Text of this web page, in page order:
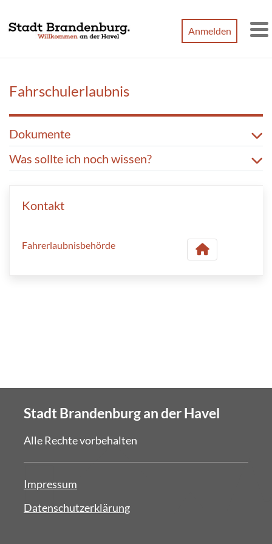
Anmelden
Fahrschulerlaubnis
Dokumente
Was sollte ich noch wissen?
Kontakt
Fahrerlaubnisbehörde
Stadt Brandenburg an der Havel
Alle Rechte vorbehalten
Impressum
Datenschutzerklärung